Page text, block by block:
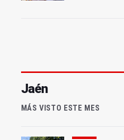
Jaén
MÁS VISTO ESTE MES